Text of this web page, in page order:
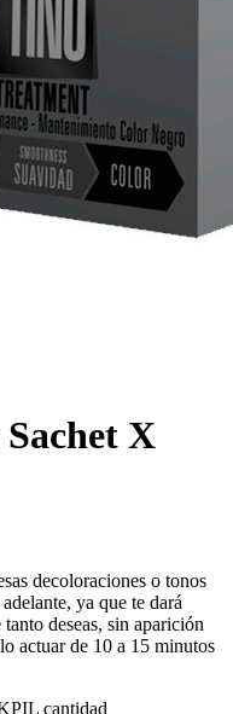
X
decoloraciones o tonos
ya que te dará
deseas, sin aparición
actuar de 10 a 15 minutos
cantidad